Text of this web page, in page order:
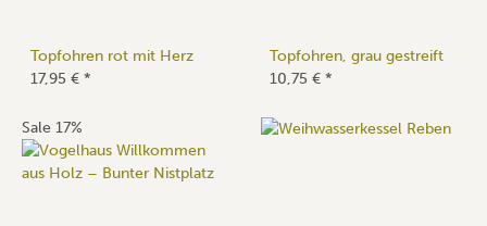
Topfohren rot mit Herz
17,95 € *
Topfohren, grau gestreift
10,75 € *
Sale 17%